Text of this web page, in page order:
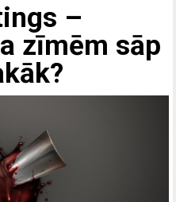
–
zīmēm sāp